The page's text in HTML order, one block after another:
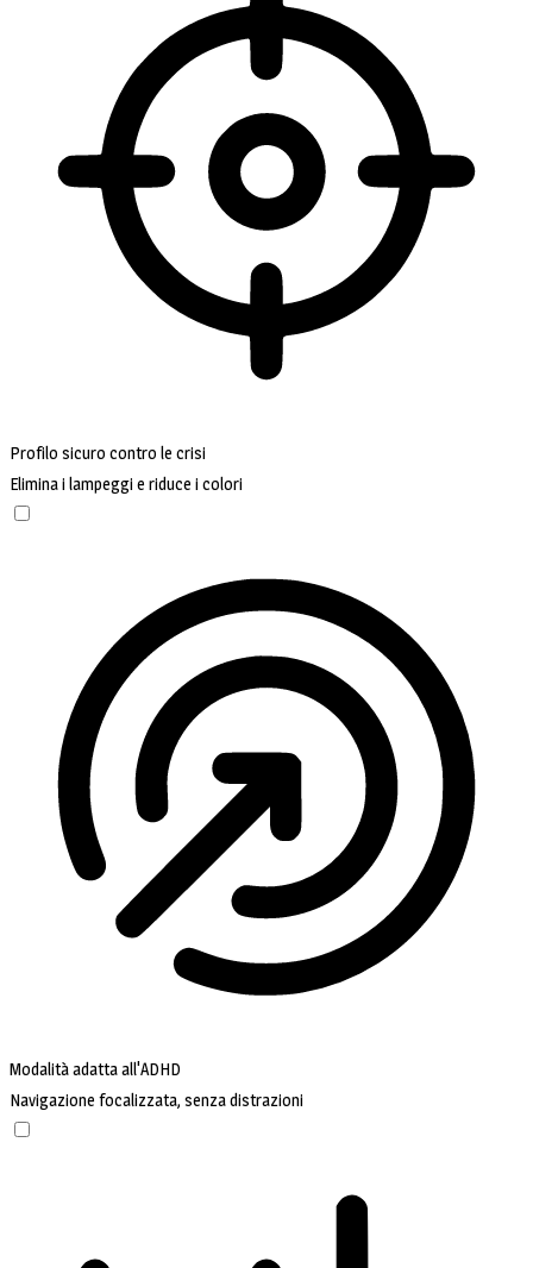
Profilo sicuro contro le crisi
Elimina i lampeggi e riduce i colori
Modalità adatta all'ADHD
Navigazione focalizzata, senza distrazioni